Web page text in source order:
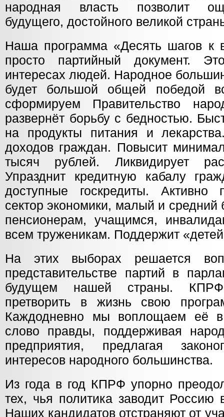
народная власть позволит
будущего, достойного великой
Наша программа «Десять шагов к
просто партийный документ.
интересах людей. Народное
будет большой общей победой
сформируем Правительство
развернёт борьбу с бедностью.
на продукты питания и
доходов граждан. Повысит
тысяч рублей. Ликвидирует
Упразднит кредитную кабалу
доступные госкредиты. Активно
сектор экономики, малый и средний
пенсионерам, учащимся,
всем труженикам. Поддержит
На этих выборах решается
представительстве партий в
будущем нашей страны.
претворить в жизнь свою
Каждодневно мы воплощаем её
слово правды, поддерживая
предприятия, предлагая
интересов народного большинства.
Из года в год КПРФ упорно
тех, чья политика заводит Россию
Наших кандидатов отстраняют от